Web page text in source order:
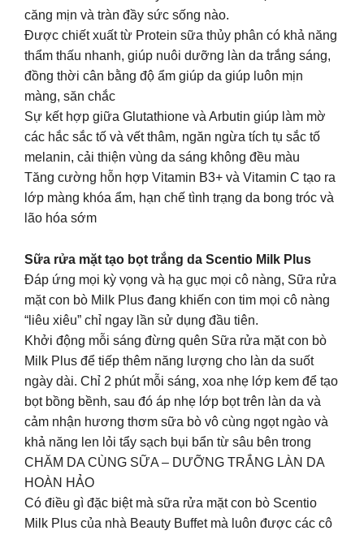
căng mịn và tràn đầy sức sống nào.
Được chiết xuất từ Protein sữa thủy phân có khả năng
thẩm thấu nhanh, giúp nuôi dưỡng làn da trắng sáng,
đồng thời cân bằng độ ẩm giúp da giúp luôn mịn
màng, săn chắc
Sự kết hợp giữa Glutathione và Arbutin giúp làm mờ
các hắc sắc tố và vết thâm, ngăn ngừa tích tụ sắc tố
melanin, cải thiện vùng da sáng không đều màu
Tăng cường hỗn hợp Vitamin B3+ và Vitamin C tạo ra
lớp màng khóa ẩm, hạn chế tình trạng da bong tróc và
lão hóa sớm
Sữa rửa mặt tạo bọt trắng da Scentio Milk Plus
Đáp ứng mọi kỳ vọng và hạ gục mọi cô nàng, Sữa rửa
mặt con bò Milk Plus đang khiến con tim mọi cô nàng
“liêu xiêu” chỉ ngay lần sử dụng đầu tiên.
Khởi động mỗi sáng đừng quên Sữa rửa mặt con bò
Milk Plus để tiếp thêm năng lượng cho làn da suốt
ngày dài. Chỉ 2 phút mỗi sáng, xoa nhẹ lớp kem để tạo
bọt bồng bềnh, sau đó áp nhẹ lớp bọt trên làn da và
cảm nhận hương thơm sữa bò vô cùng ngọt ngào và
khả năng len lỏi tẩy sạch bụi bẩn từ sâu bên trong
CHĂM DA CÙNG SỮA – DƯỠNG TRẮNG LÀN DA
HOÀN HẢO
Có điều gì đặc biệt mà sữa rửa mặt con bò Scentio
Milk Plus của nhà Beauty Buffet mà luôn được các cô